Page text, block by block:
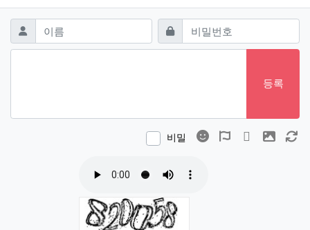
댓글쓰기
이름 필수 비밀번호필수
등록
비밀 이모티콘폰트어썸
동영상 이미지